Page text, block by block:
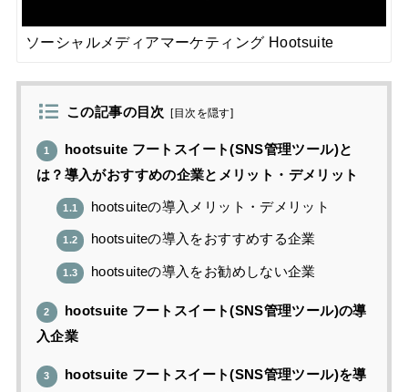
ソーシャルメディアマーケティング Hootsuite
この記事の目次 [目次を隠す]
1
hootsuite フートスイート(SNS管理ツール)と
は？導入がおすすめの企業とメリット・デメリット
1.1 hootsuiteの導入メリット・デメリット
1.2 hootsuiteの導入をおすすめする企業
1.3 hootsuiteの導入をお勧めしない企業
2
hootsuite フートスイート(SNS管理ツール)の導
入企業
3
hootsuite フートスイート(SNS管理ツール)を導